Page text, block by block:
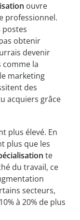
ouvre
professionnel.
postes
obtenir
devenir
comme la
marketing
des
acquiers grâce
plus élevé. En
plus que les
te
du travail, ce
secteurs,
à 20% de plus